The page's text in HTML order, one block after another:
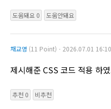
도움돼요 0 도움안돼요
채교영 (11 Point)ㆍ2026.07.01 16:10
제시해준 CSS 코드 적용 하
추천 0 비추천